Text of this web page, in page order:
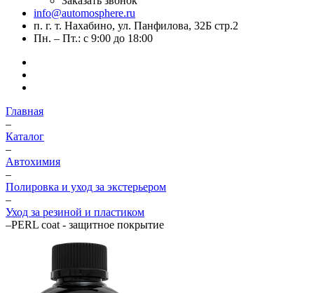
info@automosphere.ru
п. г. т. Нахабино, ул. Панфилова, 32Б стр.2
Пн. – Пт.: с 9:00 до 18:00
Главная
–
Каталог
–
Автохимия
–
Полировка и уход за экстерьером
–
Уход за резиной и пластиком
–PERL coat - защитное покрытие